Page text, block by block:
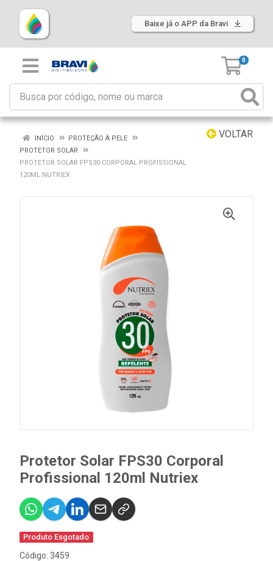
Baixe já o APP da Bravi
0
VOLTAR
INÍCIO
PROTEÇÃO À PELE
PROTETOR SOLAR
PROTETOR SOLAR FPS30 CORPORAL PROFISSIONAL
120ML NUTRIEX
Protetor Solar FPS30 Corporal
Profissional 120ml Nutriex
Produto Esgotado
Código: 3459